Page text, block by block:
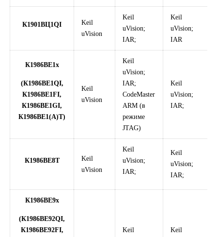
К1901ВЦ1QI
Keil
uVision
Keil
uVision;
IAR;
Keil
uVision;
IAR
К1986ВЕ1x
(К1986ВЕ1QI,
К1986ВЕ1FI,
К1986ВЕ1GI,
К1986ВЕ1(A)T)
Keil
uVision
Keil
uVision;
IAR;
CodeMaster
ARM (в
режиме
JTAG)
Keil
uVision;
IAR;
К1986ВЕ8Т
Keil
uVision
Keil
uVision;
IAR;
Keil
uVision;
IAR;
К1986ВЕ9x
(К1986ВЕ92QI,
К1986ВЕ92FI,
Keil
Keil